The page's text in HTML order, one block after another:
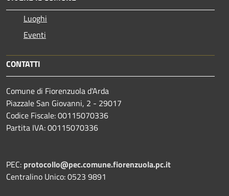
Luoghi
Eventi
CONTATTI
Comune di Fiorenzuola d'Arda
Piazzale San Giovanni, 2 - 29017
Codice Fiscale: 00115070336
Partita IVA: 00115070336
PEC: protocollo@pec.comune.fiorenzuola.pc.it
Centralino Unico: 0523 9891